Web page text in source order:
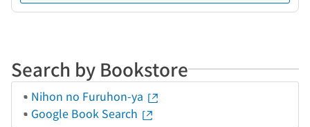
Search by Bookstore
Nihon no Furuhon-ya
Google Book Search